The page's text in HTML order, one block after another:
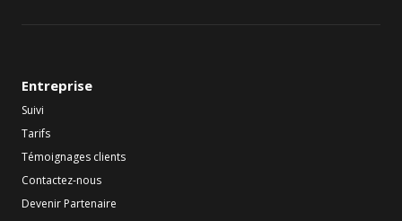
Entreprise
Suivi
Tarifs
Témoignages clients
Contactez-nous
Devenir Partenaire